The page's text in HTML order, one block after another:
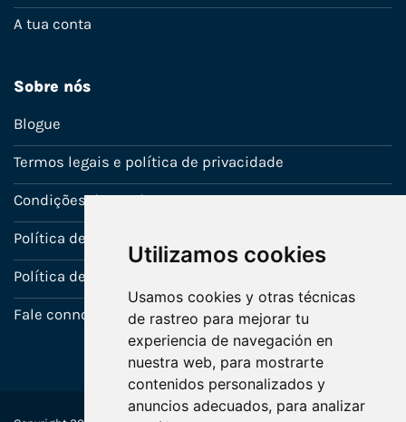
Utilizamos cookies
Usamos cookies y otras técnicas
de rastreo para mejorar tu
experiencia de navegación en
nuestra web, para mostrarte
contenidos personalizados y
anuncios adecuados, para analizar
A tua conta
Sobre nós
Blogue
Termos legais e política de privacidade
Condições de venda
Política de Garantia
Política de utilização de cookies
Fale connosco